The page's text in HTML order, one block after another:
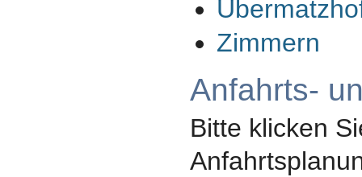
Zimmern
Anfahrts-
Bitte klicken